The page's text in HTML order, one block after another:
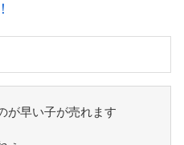
が早い子が売れます